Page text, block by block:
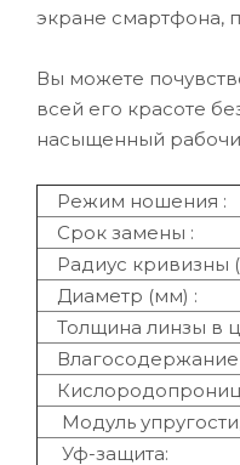
экране смартфона,
Вы можете
всей его красоте
насыщенный
Режим ношения :
Срок замены :
Радиус кривизны
Диаметр (мм) :
Толщина линзы в
Влагосодержание
Модуль
Уф-защита: